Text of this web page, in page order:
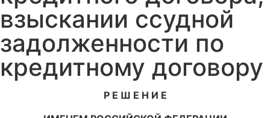
взыскании ссудной
задолженности по
кредитному договору
Р Е Ш Е Н И Е